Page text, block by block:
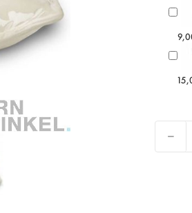
Verlaag